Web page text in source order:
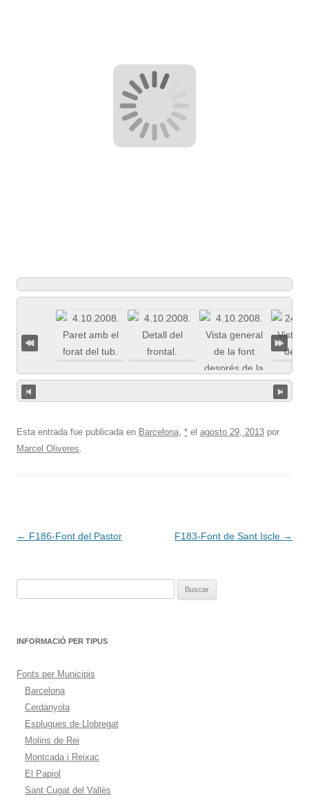
Esta entrada fue publicada en Barcelona, * el agosto 29, 2013 por
Marcel Oliveres.
Navegación
← F186-Font del Pastor F183-Font de Sant Iscle →
INFORMACIÓ PER TIPUS
Fonts per Municipis
Barcelona
Cerdanyola
Esplugues de Llobregat
Molins de Rei
Montcada i Reixac
El Papiol
Sant Cugat del Vallès